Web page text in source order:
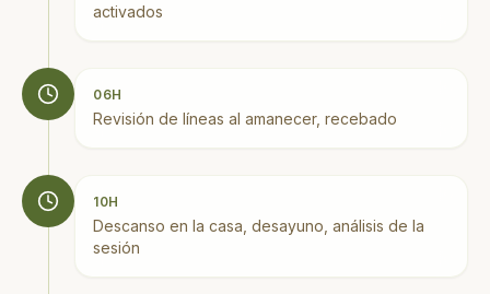
activados
06H
Revisión de líneas al amanecer, recebado
10H
Descanso en la casa, desayuno, análisis de la
sesión